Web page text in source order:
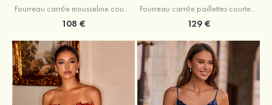
Fourreau carrée mousseline courte/mini robe de fête de la rentré avec volants
108 €
Fourreau carrée paillettes courte/mini robe de fête de la rentrée
129 €